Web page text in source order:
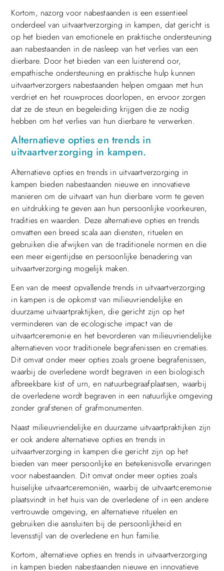
Kortom, nazorg voor nabestaanden is een essentieel
onderdeel van uitvaartverzorging in kampen, dat gericht is
op het bieden van emotionele en praktische ondersteuning
aan nabestaanden in de nasleep van het verlies van een
dierbare. Door het bieden van een luisterend oor,
empathische ondersteuning en praktische hulp kunnen
uitvaartverzorgers nabestaanden helpen omgaan met hun
verdriet en het rouwproces doorlopen, en ervoor zorgen
dat ze de steun en begeleiding krijgen die ze nodig
hebben om het verlies van hun dierbare te verwerken.
Alternatieve opties en trends in
uitvaartverzorging in kampen.
Alternatieve opties en trends in uitvaartverzorging in
kampen bieden nabestaanden nieuwe en innovatieve
manieren om de uitvaart van hun dierbare vorm te geven
en uitdrukking te geven aan hun persoonlijke voorkeuren,
tradities en waarden. Deze alternatieve opties en trends
omvatten een breed scala aan diensten, rituelen en
gebruiken die afwijken van de traditionele normen en die
een meer eigentijdse en persoonlijke benadering van
uitvaartverzorging mogelijk maken.
Een van de meest opvallende trends in uitvaartverzorging
in kampen is de opkomst van milieuvriendelijke en
duurzame uitvaartpraktijken, die gericht zijn op het
verminderen van de ecologische impact van de
uitvaartceremonie en het bevorderen van milieuvriendelijke
alternatieven voor traditionele begrafenissen en crematies.
Dit omvat onder meer opties zoals groene begrafenissen,
waarbij de overledene wordt begraven in een biologisch
afbreekbare kist of urn, en natuurbegraafplaatsen, waarbij
de overledene wordt begraven in een natuurlijke omgeving
zonder grafstenen of grafmonumenten.
Naast milieuvriendelijke en duurzame uitvaartpraktijken zijn
er ook andere alternatieve opties en trends in
uitvaartverzorging in kampen die gericht zijn op het
bieden van meer persoonlijke en betekenisvolle ervaringen
voor nabestaanden. Dit omvat onder meer opties zoals
huiselijke uitvaartceremoniën, waarbij de uitvaartceremonie
plaatsvindt in het huis van de overledene of in een andere
vertrouwde omgeving, en alternatieve rituelen en
gebruiken die aansluiten bij de persoonlijkheid en
levensstijl van de overledene en hun familie.
Kortom, alternatieve opties en trends in uitvaartverzorging
in kampen bieden nabestaanden nieuwe en innovatieve